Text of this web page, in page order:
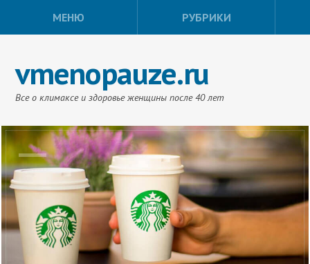
МЕНЮ РУБРИКИ
vmenopauze.ru
Все о климаксе и здоровье женщины после 40 лет